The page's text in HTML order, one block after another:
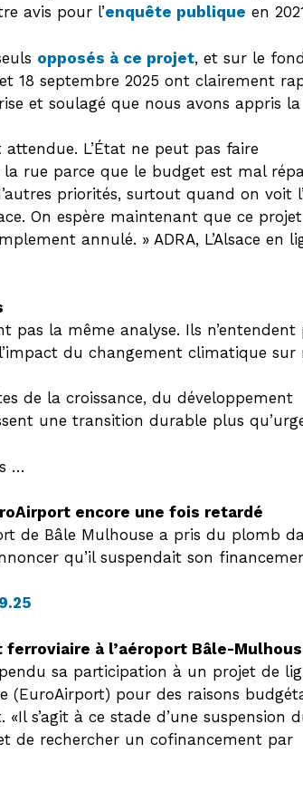
avis pour l’enquête publique en
opposés à ce projet, et sur le
18 septembre 2025 ont clairement
et soulagé que nous avons appris la
attendue. L’État ne peut pas faire
rue parce que le budget est mal
priorités, surtout quand on voit
On espère maintenant que ce
annulé. » ADRA, L’Alsace en
pas la même analyse. Ils n’entendent
du changement climatique sur
de la croissance, du développement
une transition durable plus
…
encore une fois retardé
de Bâle Mulhouse a pris du plomb
qu’il suspendait son
à l’aéroport Bâle-
sa participation à un projet de
(EuroAirport) pour des raisons
s’agit à ce stade d’une suspension
de rechercher un cofinancement par